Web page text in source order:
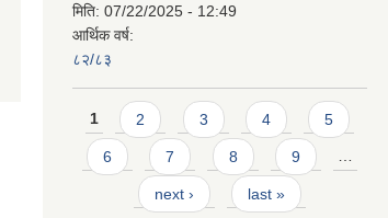
मिति: 07/22/2025 - 12:49
आर्थिक वर्ष:
८२/८३
Pages
1 2 3 4 5
6 7 8 9 …
next › last »